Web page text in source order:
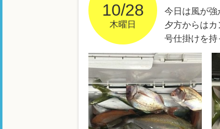
10/28
木曜日
今日は風が
夕方からは
号仕掛けを